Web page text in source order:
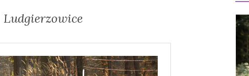
Ludgierzowice